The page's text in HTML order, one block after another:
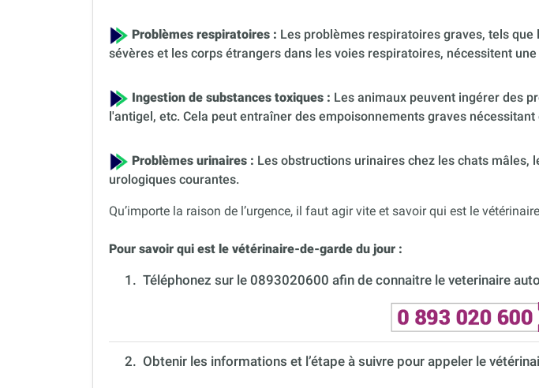
Problèmes respiratoires : Les problèmes respiratoires graves, tels
sévères et les corps étrangers dans les voies respiratoires, nécessitent
Ingestion de substances toxiques : Les animaux peuvent ingérer des
l'antigel, etc. Cela peut entraîner des empoisonnements graves
Problèmes urinaires : Les obstructions urinaires chez les chats
urologiques courantes.
Qu’importe la raison de l’urgence, il faut agir vite et savoir qui est le
Pour savoir qui est le vétérinaire-de-garde du jour :
1. Téléphonez sur le 0893020600 afin de connaitre le veterinaire
2. Obtenir les informations et l’étape à suivre pour appeler le